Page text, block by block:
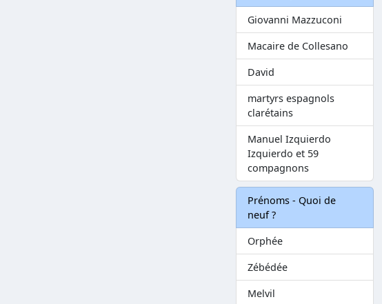
Giovanni Mazzuconi
Macaire de Collesano
David
martyrs espagnols
clarétains
Manuel Izquierdo
Izquierdo et 59
compagnons
Prénoms - Quoi de
neuf ?
Orphée
Zébédée
Melvil